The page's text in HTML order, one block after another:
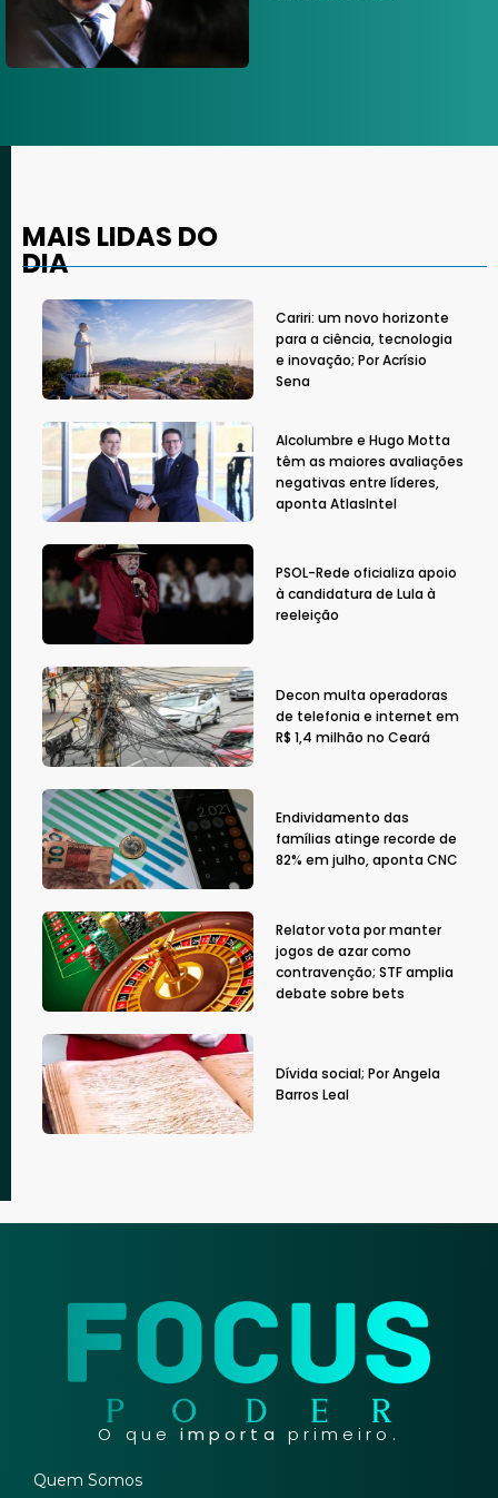
MAIS LIDAS DO
DIA
Cariri: um novo horizonte
para a ciência, tecnologia
e inovação; Por Acrísio
Sena
Alcolumbre e Hugo Motta
têm as maiores avaliações
negativas entre líderes,
aponta AtlasIntel
PSOL-Rede oficializa apoio
à candidatura de Lula à
reeleição
Decon multa operadoras
de telefonia e internet em
R$ 1,4 milhão no Ceará
Endividamento das
famílias atinge recorde de
82% em julho, aponta CNC
Relator vota por manter
jogos de azar como
contravenção; STF amplia
debate sobre bets
Dívida social; Por Angela
Barros Leal
O que importa primeiro.
Quem Somos